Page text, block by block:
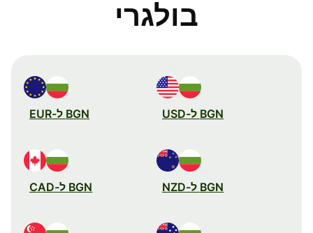
בולגרי
BGN ל-USD BGN ל-EUR
BGN ל-NZD BGN ל-CAD